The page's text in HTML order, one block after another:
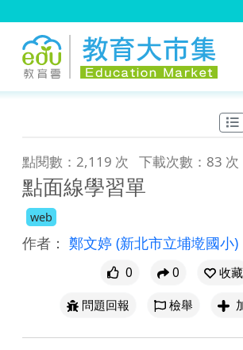
點閱數：2,119 次 下載次數：83 次
點面線學習單
web
作者： 鄭文婷 (新北市立埔墘國小)
0 0
收藏
問題回報
檢舉